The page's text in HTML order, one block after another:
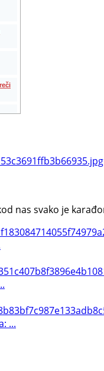
nas svako je
...